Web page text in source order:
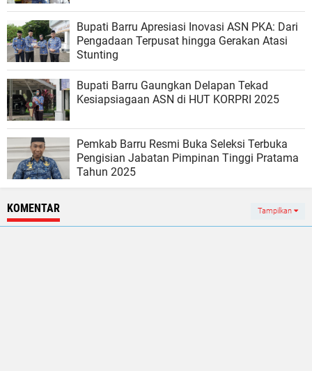
Bupati Barru Apresiasi Inovasi ASN PKA: Dari
Pengadaan Terpusat hingga Gerakan Atasi
Stunting
Bupati Barru Gaungkan Delapan Tekad
Kesiapsiagaan ASN di HUT KORPRI 2025
Pemkab Barru Resmi Buka Seleksi Terbuka
Pengisian Jabatan Pimpinan Tinggi Pratama
Tahun 2025
KOMENTAR Tampilkan